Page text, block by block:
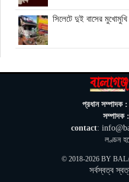
সিলেটে দুই বাসের
ভিসার নামে প্রতারণা,
জুলাই স্মৃতি জাদুঘর
ঘনিষ্ঠদের আপত্তিতে চাপে
প্রধান সম্পাদক :
সম্পাদক
contact:
লণ্ডন
© 2018-2026 BY
সর্বস্বত্ব